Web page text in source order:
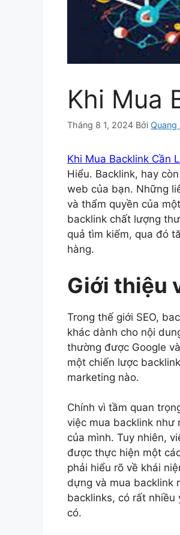
Khi Mua
Tháng 8 1, 2024 Bởi Quang
Khi Mua Backlink Cần
Hiểu. Backlink, hay
web của bạn. Những
và thẩm quyền của
backlink chất lượng
quả tìm kiếm, qua đó
hàng.
Giới thiệu
Trong thế giới SEO,
khác dành cho nội
thường được Google
một chiến lược
marketing nào.
Chính vì tầm quan
việc mua backlink như
của mình. Tuy nhiên,
được thực hiện một
phải hiểu rõ về khái
dựng và mua backlink
backlinks, có rất
có.